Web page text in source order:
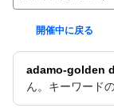
開催中に戻る
adamo-golden
ん。キーワード